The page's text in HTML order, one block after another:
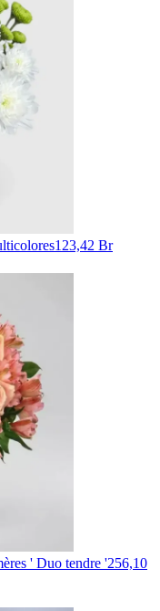
123,42 Br
' Duo tendre '256,10